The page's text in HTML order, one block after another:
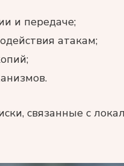
и передаче;
атакам;
связанные с